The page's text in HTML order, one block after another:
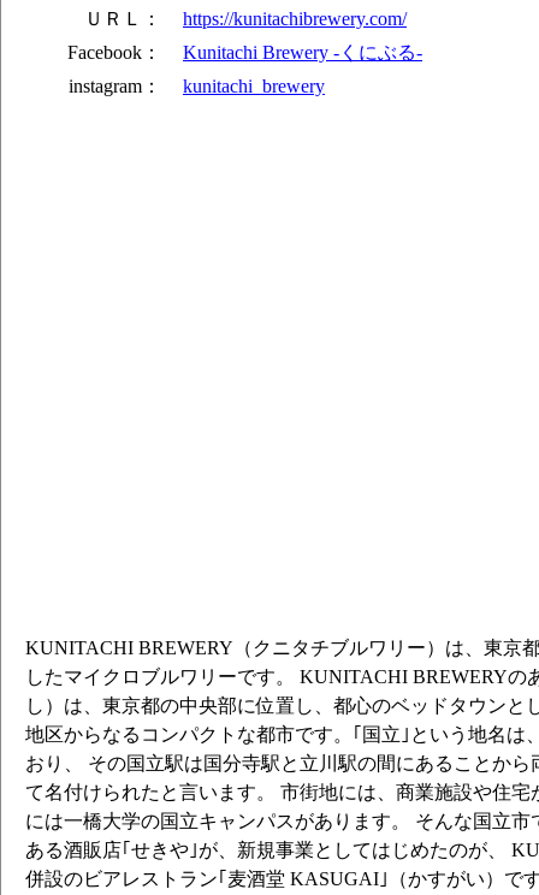
ピクニック アンド ビアー （セッショ
ビールのおかげ （セッション ヘイジ
ル）
Hop Filament - Sorachi Ace - （アメリカ
満ち欠ける世界 （ロウエール ヴァイツ
INDIVIDUAL ORCHESTRA #5 （コー
Alla Salute （フルーツエール）
蜘蛛の糸 （ヘイジー インディア ペー
冬のあわい （ベルジャン スタウト）
あけに恋して （ライスエール）
北欧の申し子 （セッション インディア
Hop Filament - Nelson Sauvin - （ブリュ
ＵＲＬ：
https://kunitachibrewery.com/
Facebook：
Kunitachi Brewery -くにぶる-
instagram：
kunitachi_brewery
KUNITACHI BREWERY（クニタチブルワリー）は、東京
したマイクロブルワリーです。 KUNITACHI BREWERYの
し）は、東京都の中央部に位置し、都心のベッドタウンと
地区からなるコンパクトな都市です。｢国立｣という地名は
おり、 その国立駅は国分寺駅と立川駅の間にあることか
て名付けられたと言います。 市街地には、商業施設や住宅
には一橋大学の国立キャンパスがあります。 そんな国立市
ある酒販店｢せきや｣が、新規事業としてはじめたのが、
併設のビアレストラン｢麦酒堂 KASUGAI｣（かすがい）で